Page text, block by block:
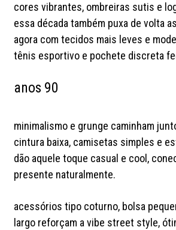
cores vibrantes, ombreiras sutis e
essa década também puxa de volta as
agora com tecidos mais leves e
tênis esportivo e pochete discreta
anos 90
minimalismo e grunge caminham
cintura baixa, camisetas simples e
dão aquele toque casual e cool,
presente naturalmente.
acessórios tipo coturno, bolsa
largo reforçam a vibe street style,